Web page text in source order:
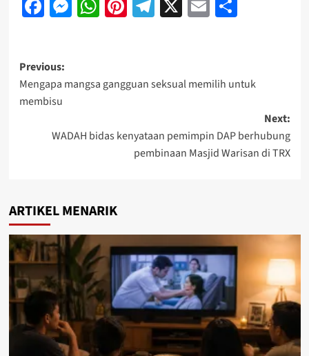
Facebook
Messenger
WhatsApp
Pinterest
Telegram
X Email
Previous:
Mengapa mangsa gangguan seksual memilih untuk
membisu
Next:
WADAH bidas kenyataan pemimpin DAP berhubung
pembinaan Masjid Warisan di TRX
ARTIKEL MENARIK